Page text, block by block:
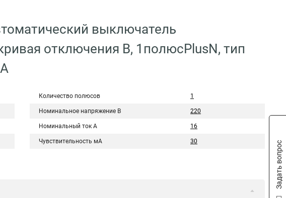
выключатель
отключения B, 1полюсPlusN, тип
Количество полюсов 1
Номинальное напряжение В 220
Номинальный ток A 16
Чувствительность мА 30 Задать вопрос